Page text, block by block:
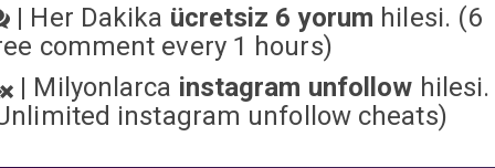
| Her Dakika ücretsiz 6 yorum hilesi. (6
comment every 1 hours)
| Milyonlarca instagram unfollow hilesi.
instagram unfollow cheats)